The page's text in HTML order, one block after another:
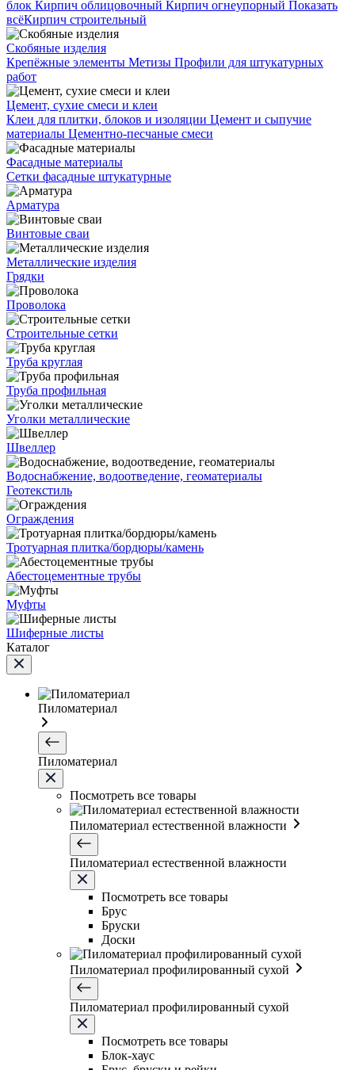
блок Кирпич облицовочный Кирпич огнеупорный Показать
всёКирпич строительный
Скобяные изделия
Крепёжные элементы Метизы Профили для штукатурных
работ
Цемент, сухие смеси и клеи
Клеи для плитки, блоков и изоляции Цемент и сыпучие
материалы Цементно-песчаные смеси
Фасадные материалы
Сетки фасадные штукатурные
Арматура
Винтовые сваи
Металлические изделия
Грядки
Проволока
Строительные сетки
Труба круглая
Труба профильная
Уголки металлические
Швеллер
Водоснабжение, водоотведение, геоматериалы
Геотекстиль
Ограждения
Тротуарная плитка/бордюры/камень
Абестоцементные трубы
Муфты
Шиферные листы
Каталог
Пиломатериал
Пиломатериал
Посмотреть все товары
Пиломатериал естественной влажности
Пиломатериал естественной влажности
Посмотреть все товары
Брус
Бруски
Доски
Пиломатериал профилированный сухой
Пиломатериал профилированный сухой
Посмотреть все товары
Блок-хаус